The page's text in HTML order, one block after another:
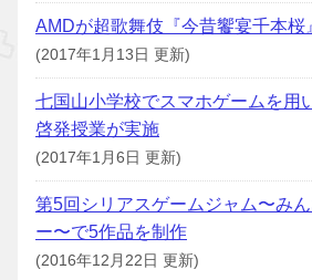
AMDが超歌舞伎『今昔饗宴千本桜
(2017年1月13日 更新)
七国山小学校でスマホゲームを用
啓発授業が実施
(2017年1月6日 更新)
第5回シリアスゲームジャム〜み
ー〜で5作品を制作
(2016年12月22日 更新)